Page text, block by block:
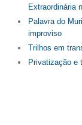
CURSOS
ENGENHEIRO
SEESP
Extraordinária
Palavra do
improviso
Trilhos em
Privatização e